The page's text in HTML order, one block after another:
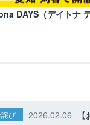
DAYS（デイトナ デ
び 2026.02.06